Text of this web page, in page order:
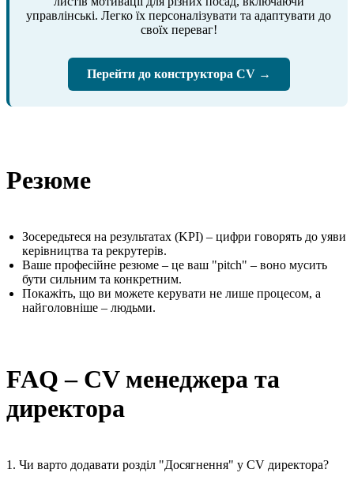
управлінські. Легко їх персоналізувати та адаптувати до
своїх переваг!
Перейти до конструктора CV →
Резюме
Зосередьтеся на результатах (KPI) – цифри говорять до уяви
керівництва та рекрутерів.
Ваше професійне резюме – це ваш "pitch" – воно мусить
бути сильним та конкретним.
Покажіть, що ви можете керувати не лише процесом, а
найголовніше – людьми.
FAQ – CV менеджера та
директора
1. Чи варто додавати розділ "Досягнення" у CV директора?